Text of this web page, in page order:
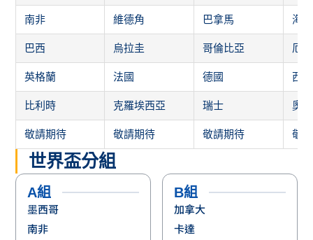
南非 維德角 巴拿馬 海地
巴西 烏拉圭 哥倫比亞 厄
英格蘭 法國 德國 西
比利時 克羅埃西亞 瑞士 奧
敬請期待 敬請期待 敬請期待 敬
世界盃分組
A組
墨西哥
南非
B組
加拿大
卡達